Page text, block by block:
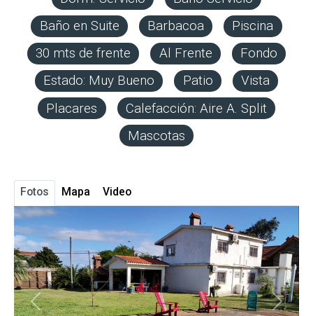
Baño en Suite
Barbacoa
Piscina
30 mts de frente
Al Frente
Fondo
Estado: Muy Bueno
Patio
Vista
Placares
Calefacción: Aire A. Split
Mascotas
Fotos Mapa Video
Anterior